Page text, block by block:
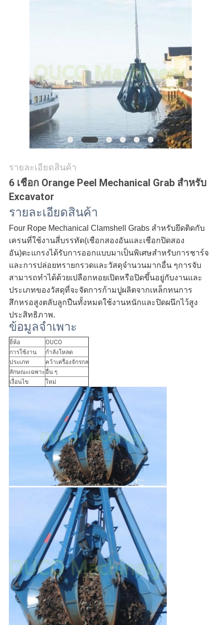
แผนผัง
เว็บไซต์
นโยบาย
ความ
เป็น
ส่วน
ตัว
รายละเอียดสินค้า
6 เชือก Orange Peel Mechanical Grab สำหรับ
Excavator
รายละเอียดสินค้า
Four Rope Mechanical Clamshell Grabs สำหรับยึดติดกับ
เครนที่ใช้งานสี่บรรทัด(เชือกสองอันและเชือกปิดสอง
อัน)ตะแกรงได้รับการออกแบบมาเป็นพิเศษสำหรับการชาร์จ
และการปล่อยทรายกรวดและวัสดุจำนวนมากอื่น ๆการจับ
สามารถทำได้ด้วยเปลือกหอยเปิดหรือปิดขึ้นอยู่กับงานและ
ประเภทของวัสดุที่จะจัดการก้ามปูผลิตจากเหล็กทนการ
สึกหรอสูงตลับลูกปืนทั้งหมดใช้งานหนักและปิดผนึกไว้สูง
ประสิทธิภาพ.
ข้อมูลจำเพาะ
ยี่ห้อ
OUCO
การใช้งาน
กำลังโหลด
ประเภท
คว้าเครื่องจักรกล
ลักษณะเฉพาะอื่น ๆ
เงื่อนไข
ใหม่